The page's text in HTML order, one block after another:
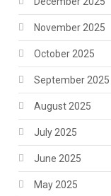
November 2025
October 2025
September 2025
August 2025
July 2025
June 2025
May 2025